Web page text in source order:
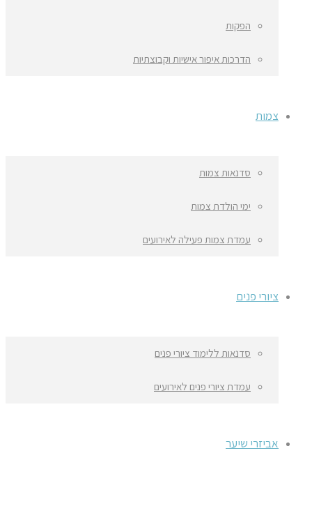
הפקות
הדרכות איפור אישיות וקבוצתיות
צמות
סדנאות צמות
ימי הולדת צמות
עמדת צמות פעילה לאירועים
ציורי פנים
סדנאות ללימוד ציורי פנים
עמדת ציורי פנים לאירועים
אביזרי שיער